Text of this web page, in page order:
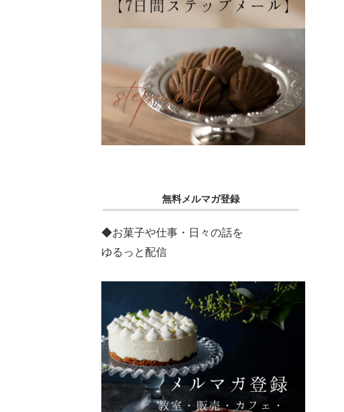
無料メルマガ登録
◆お菓子や仕事・日々の話を
ゆるっと配信